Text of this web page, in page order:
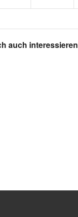
auch interessieren